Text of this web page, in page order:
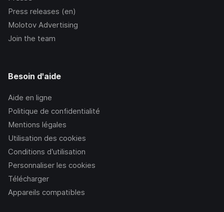
Press releases (en)
Molotov Advertising
Join the team
Besoin d'aide
Aide en ligne
Politique de confidentialité
Mentions légales
Utilisation des cookies
Conditions d’utilisation
Personnaliser les cookies
Télécharger
Appareils compatibles